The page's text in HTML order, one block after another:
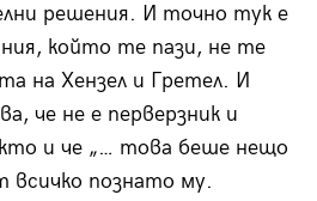
решения. И точно тук е
който те пази, не те
на Хензел и Гретел. И
че не е перверзник и
и че „… това беше нещо
всичко познато му.